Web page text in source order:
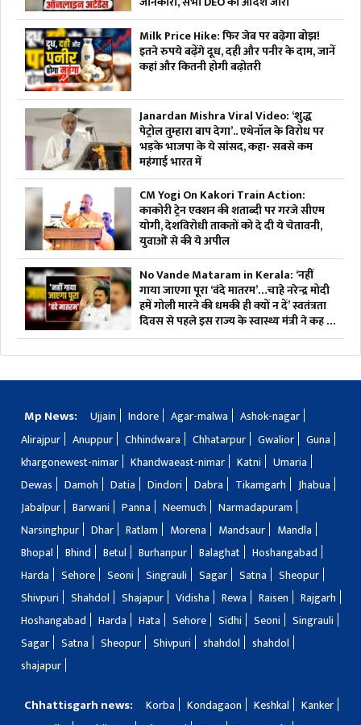
Milk Price Hike: फिर जेब पर बढ़ेगा बोझ!
इतने रुपये बढ़ेंगे दूध, दही और पनीर के दाम, जानें
कहां और कितनी होगी बढ़ोतरी
Janardan Mishra Viral Video: ‘शुद्ध
पेट्रोल तुम्हारा बाप देगा’.. एथेनॉल के विरोध पर
भड़के भाजपा के ये सांसद, कहा- सबसे कम
महंगाई भारत में
CM Yogi On Kakori Train Action:
काकोरी ट्रेन एक्शन की शताब्दी पर गरजे सीएम
योगी, देशविरोधी ताकतों को दे दी ये चेतावनी,
युवाओं से की ये अपील
No Vande Mataram in Kerala: ‘नहीं
गाया जाएगा पूरा ‘वंदे मातरम’…चाहे नरेन्द्र मोदी
हमें गोली मारने की धमकी ही क्यों न दें’ स्वतंत्रता
दिवस से पहले इस राज्य के स्वास्थ्य मंत्री ने कह दी
बड़ी बात
Mp News: Ujjain Indore Agar-malwa
Ashok-nagar
Alirajpur
Anuppur Chhindwara Chhatarpur Gwalior
Guna
khargonewest-nimar
Khandwaeast-nimar Katni
Umaria
Dewas
Damoh Datia Dindori Dabra Tikamgarh
Jhabua
Jabalpur
Barwani Panna Neemuch
Narmadapuram
Narsinghpur
Dhar Ratlam Morena Mandsaur
Mandla
Bhopal
Bhind Betul Burhanpur Balaghat
Hoshangabad
Harda
Sehore Seoni Singrauli Sagar Satna
Sheopur
Shivpuri
Shahdol Shajapur Vidisha Rewa Raisen
Rajgarh
Hoshangabad
Harda Hata Sehore Sidhi Seoni
Singrauli
Sagar
Satna Sheopur Shivpuri shahdol
shahdol
shajapur
Chhattisgarh news: Korba Kondagaon Keshkal
Kanker